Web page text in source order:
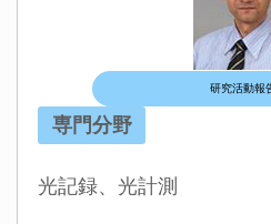
研究活動報
専門分野
光記録、光計測